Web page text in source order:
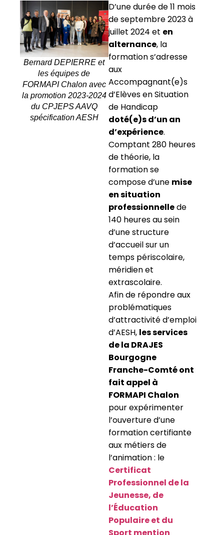
Bernard DEPIERRE et
les équipes de
FORMAPI Chalon avec
la promotion 2023-2024
du CPJEPS AAVQ
spécification AESH
D’une durée de 11 mois
de septembre 2023 à
juillet 2024 et en
alternance, la
formation s’adresse
aux
Accompagnant(e)s
d’Elèves en Situation
de Handicap
doté(e)s d’un an
d’expérience.
Comptant 280 heures
de théorie, la
formation se
compose d’une mise
en situation
professionnellede
140 heures au sein
d’une structure
d’accueil sur un
temps périscolaire,
méridien et
extrascolaire.
Afin de répondre aux
problématiques
d’attractivité d’emploi
d’AESH, les services
de la DRAJES
Bourgogne
Franche-Comté ont
fait appel à
FORMAPI Chalon
pour expérimenter
l’ouverture d’une
formation certifiante
aux métiers de
l’animation : le
Certificat
Professionnel de la
Jeunesse, de
l’Éducation
Populaire et du